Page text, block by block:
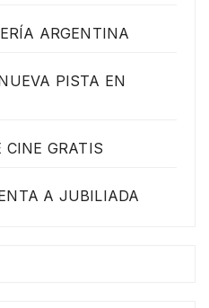
ARGENTINA
PISTA EN
CINE GRATIS
A JUBILIADA